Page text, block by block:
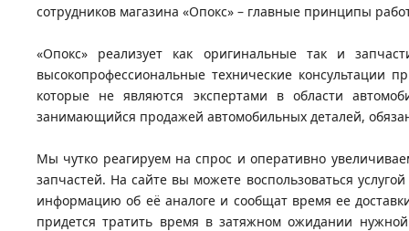
сотрудников магазина «Опокс» – главные принципы
«Опокс» реализует как оригинальные так и
высокопрофессиональные технические консультации
которые не являются экспертами в области
занимающийся продажей автомобильных деталей,
Мы чутко реагируем на спрос и оперативно
запчастей. На сайте вы можете воспользоваться
информацию об её аналоге и сообщат время ее
придется тратить время в затяжном ожидании